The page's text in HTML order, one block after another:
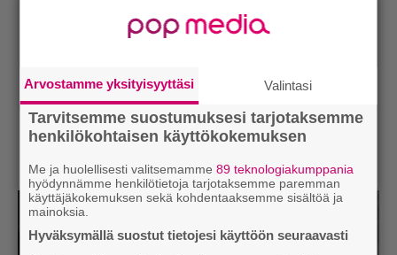
Arvostamme yksityisyyttäsi Valintasi
Tarvitsemme suostumuksesi tarjotaksemme
henkilökohtaisen käyttökokemuksen
Me ja huolellisesti valitsemamme89 teknologiakumppania
hyödynnämme henkilötietoja tarjotaksemme paremman
käyttäjäkokemuksen sekä kohdentaaksemme sisältöä ja
mainoksia.
Hyväksymällä suostut tietojesi käyttöön seuraavasti